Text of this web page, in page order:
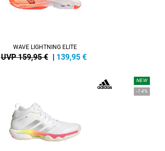
WAVE LIGHTNING ELITE
UVP 159,95 € | 139,95 €
NEW
-14%